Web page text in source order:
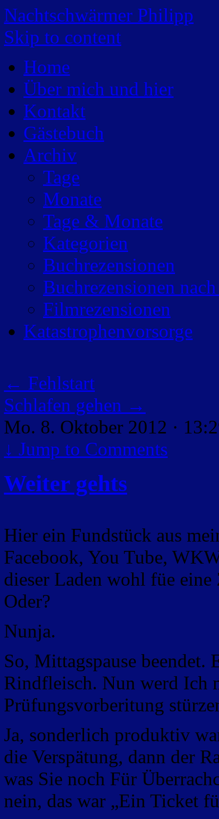
Nachtschwärmer Philipp
Skip to content
Home
Über mich und hier
Kontakt
Gästebuch
Archiv
Tage
Monate
Tage & Monate
Kategorien
Buchrezensionen
Buchrezensionen
Filmrezensionen
Katastrophenvorsorge
← Fehlstart
Schlafen gehen →
Mo. 8. Oktober 2012 ·
↓ Jump to Comments
Weiter gehts
Hier ein Fundstück aus
Facebook, You Tube,
dieser Laden wohl füe
Oder?
Nunja.
So, Mittagspause beendet.
Rindfleisch. Nun werd Ich
Prüfungsvorberitung
Ja, sonderlich produktiv
die Verspätung, dann der
was Sie noch Für
nein, das war „Ein Ticket